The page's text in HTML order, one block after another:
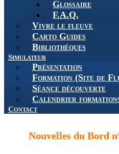
Glossaire
F.A.Q.
Vivre le fleuve
Carto Guides
Bibliothèques
Simulateur
Présentation
Formation (Site de
Séance découverte
Calendrier
Contact
Nouvelles du Bord